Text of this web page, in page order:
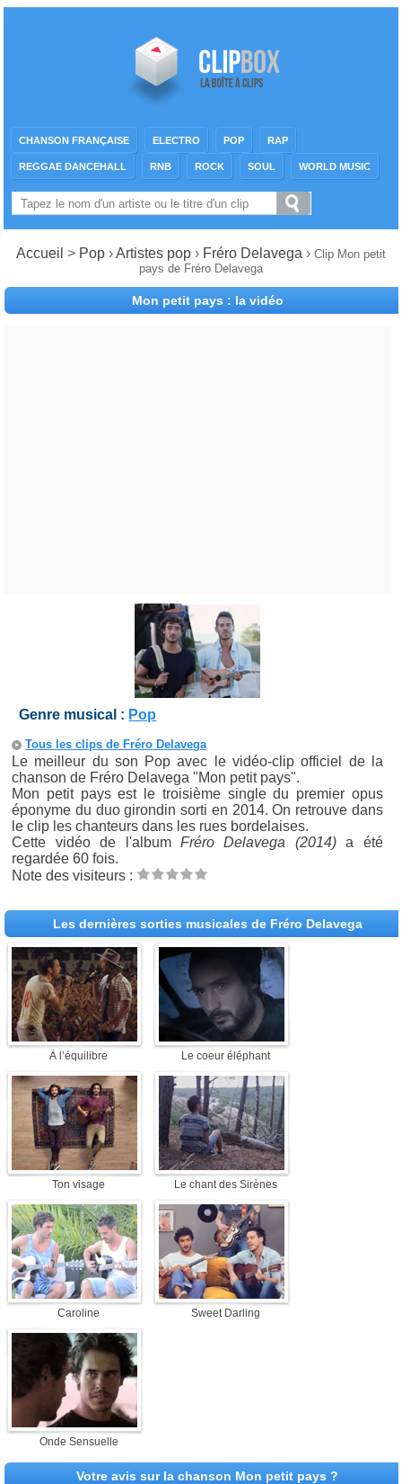
CHANSON FRANÇAISE ELECTRO POP RAP
REGGAE DANCEHALL RNB ROCK SOUL WORLD MUSIC
Accueil > Pop ›Artistes pop › Fréro Delavega › Clip Mon petit
pays de Fréro Delavega
Mon petit pays : la vidéo
Genre musical : Pop
Tous les clips de Fréro Delavega
Le meilleur du son Pop avec le vidéo-clip officiel de la
chanson de Fréro Delavega "Mon petit pays".
Mon petit pays est le troisième single du premier opus
éponyme du duo girondin sorti en 2014. On retrouve dans
le clip les chanteurs dans les rues bordelaises.
Cette vidéo de l'album Fréro Delavega (2014)a été
regardée 60 fois.
Note des visiteurs :
Les dernières sorties musicales de Fréro Delavega
À l’équilibre Le coeur éléphant
Ton visage Le chant des Sirènes
Caroline Sweet Darling
Onde Sensuelle
Votre avis sur la chanson Mon petit pays ?